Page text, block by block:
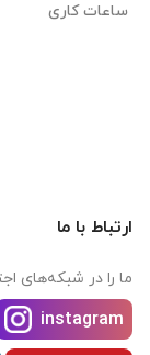
ساعات کاری
ارتباط با ما
ما را در شبکه‌های
instagram